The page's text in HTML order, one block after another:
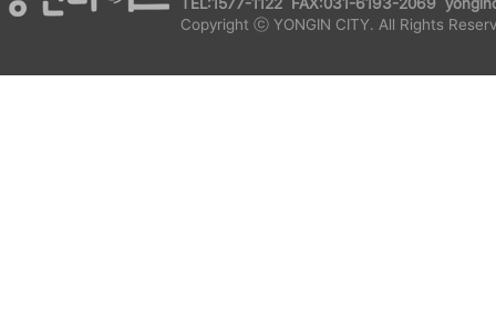
Copyright ⓒ YONGIN CITY. All Rights